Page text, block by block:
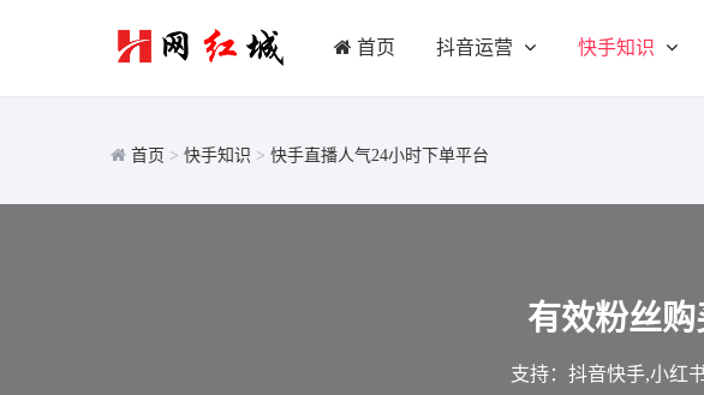
首页 抖音运营 快手知识
首页 > 快手知识 > 快手直播人气24小时下单平台
有效粉丝购
支持：抖音快手,小红